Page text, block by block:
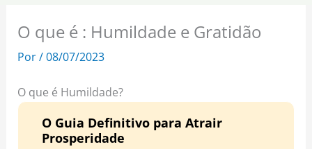
c
e
b
k
s
t
a
m
n
t
e
t
O que é : Humildade e Gratidão
Por/08/07/2023
O que é Humildade?
O Guia Definitivo para Atrair
Prosperidade